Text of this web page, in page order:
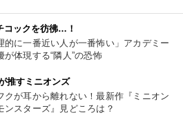
コックを彷彿…！
的に一番近い人が一番怖い」アカデミー
が体現する“隣人”の恐怖
推すミニオンズ
クが耳から離れない！最新作『ミニオン
ンスターズ』見どころは？